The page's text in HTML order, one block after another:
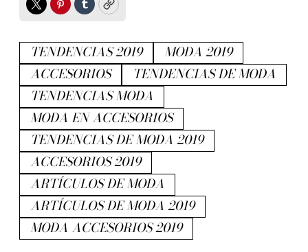
TwitterPinterest
TumblrCopy
TENDENCIAS 2019
MODA 2019
ACCESORIOS
TENDENCIAS DE MODA
TENDENCIAS MODA
MODA EN ACCESORIOS
TENDENCIAS DE MODA 2019
ACCESORIOS 2019
ARTÍCULOS DE MODA
ARTÍCULOS DE MODA 2019
MODA ACCESORIOS 2019